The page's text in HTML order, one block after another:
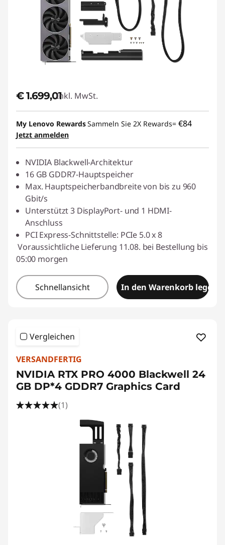
€ 1.699,01Inkl. MwSt.
My Lenovo RewardsSammeln Sie 2X Rewards= €84
Jetzt anmelden
NVIDIA Blackwell-Architektur
16 GB GDDR7-Hauptspeicher
Max. Hauptspeicherbandbreite von bis zu 960
Gbit/s
Unterstützt 3 DisplayPort- und 1 HDMI-
Anschluss
PCI Express-Schnittstelle: PCIe 5.0 x 8
Voraussichtliche Lieferung 11.08. bei Bestellung bis
05:00 morgen
Schnellansicht In den Warenkorb legen
Vergleichen
VERSANDFERTIG
NVIDIA RTX PRO 4000 Blackwell 24
GB DP*4 GDDR7 Graphics Card
(1)